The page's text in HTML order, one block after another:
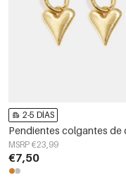
2-5 DÍAS
MSRP €23,99
€7,50